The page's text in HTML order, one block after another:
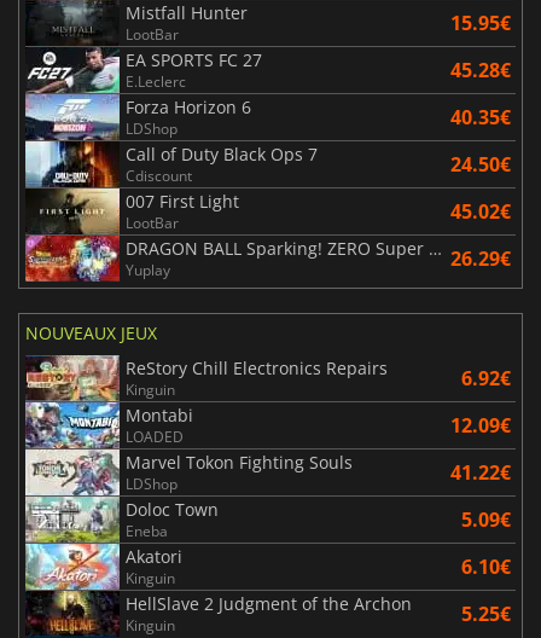
Mistfall Hunter
LootBar 15.95€
EA SPORTS FC 27
E.Leclerc 45.28€
Forza Horizon 6
LDShop 40.35€
Call of Duty Black Ops 7
Cdiscount 24.50€
007 First Light
LootBar 45.02€
DRAGON BALL Sparking! ZERO Super Limit Breaking NEO
Yuplay 26.29€
NOUVEAUX JEUX
ReStory Chill Electronics Repairs
Kinguin 6.92€
Montabi
LOADED 12.09€
Marvel Tokon Fighting Souls
LDShop 41.22€
Doloc Town
Eneba 5.09€
Akatori
Kinguin 6.10€
HellSlave 2 Judgment of the Archon
Kinguin 5.25€